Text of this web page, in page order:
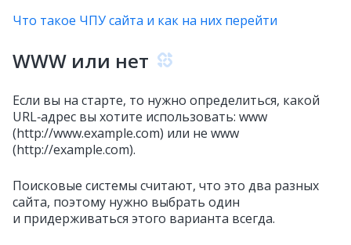
Что такое ЧПУ сайта и как на них перейти
WWW или нет
Если вы на старте, то нужно определиться, какой
URL‑адрес вы хотите использовать: www
(http://www.example.com) или не www
(http://example.com).
Поисковые системы считают, что это два разных
сайта, поэтому нужно выбрать один
и придерживаться этого варианта всегда.